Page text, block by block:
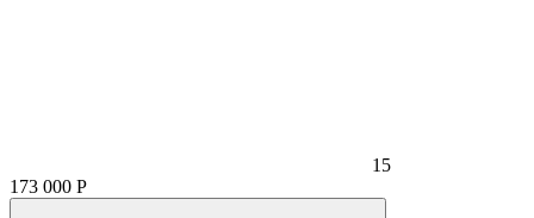
15
173 000 Р